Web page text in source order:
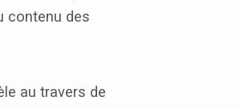
contenu des
au travers de